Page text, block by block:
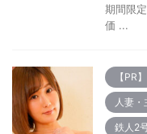
期間限
価 ...
【PR】
人妻・
鉄人2